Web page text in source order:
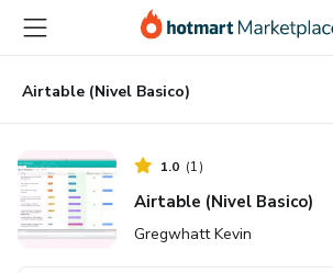
principal
página
de
página
Airtable (Nivel Basico)
1.0 (1)
Airtable (Nivel Basico)
Gregwhatt Kevin